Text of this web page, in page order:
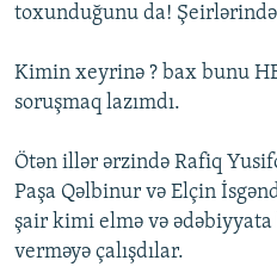
toxunduğunu da! Şeirlərində
Kimin xeyrinə ? bax bunu
soruşmaq lazımdı.
Ötən illər ərzində Rafiq
Paşa Qəlbinur və Elçin
şair kimi elmə və ədəbiyyata
verməyə çalışdılar.